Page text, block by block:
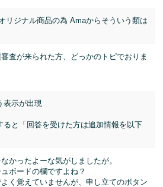
リジナル商品の為 Amaからそういう類は
査が来られた方、どっかのトピでおりま
表示が出現
ると「回答を受けた方は追加情報を以下
かったよーな気がしましたが。
ボードの欄ですよね？
く覚えていませんが、申し立てのボタン